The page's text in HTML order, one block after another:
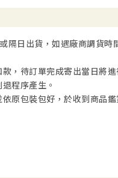
隔日出貨，如遇廠商調貨時
，待訂單完成寄出當日將
程序產生。
原包裝包好，於收到商品